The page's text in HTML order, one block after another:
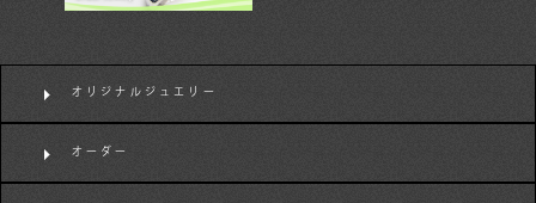
オリジナルジュエリー
オーダー